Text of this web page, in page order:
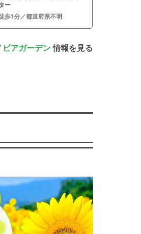
ー
1分／都道府県不明
ビアガーデン情報を見る